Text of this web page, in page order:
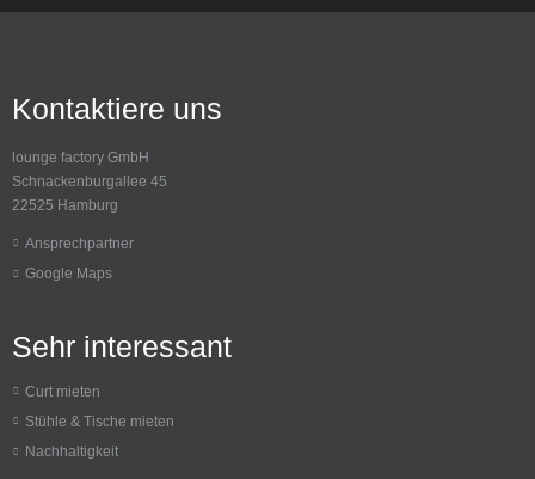
Kontaktiere uns
lounge factory GmbH
Schnackenburgallee 45
22525 Hamburg
Ansprechpartner
Google Maps
Sehr interessant
Curt mieten
Stühle & Tische mieten
Nachhaltigkeit